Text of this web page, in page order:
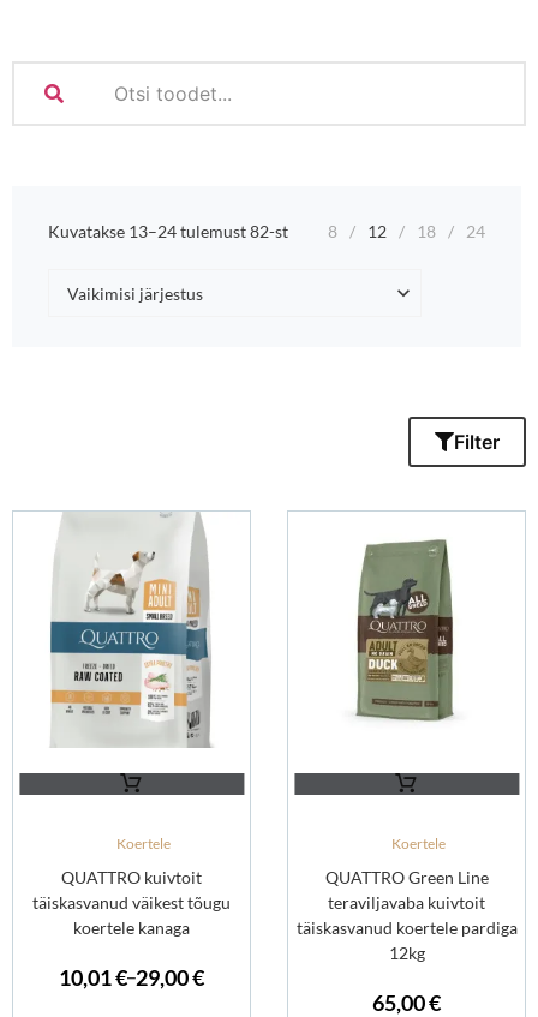
KARJADESSE
Rentrans KG OÜ põhitegevused on
Kuvatakse 13–24 tulemust 82-st 8 12 18 24
Filter
Koertele
QUATTRO kuivtoit
täiskasvanud väikest tõugu
koertele kanaga
10,01€–29,00€
Koertele
QUATTRO Green Line
teraviljavaba kuivtoit
täiskasvanud koertele pardiga
12kg
65,00€